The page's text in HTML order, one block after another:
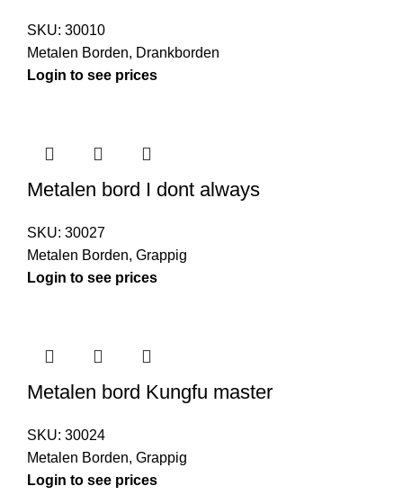
SKU: 30010
Metalen Borden, Drankborden
Login to see prices
Metalen bord I dont always
SKU: 30027
Metalen Borden, Grappig
Login to see prices
Metalen bord Kungfu master
SKU: 30024
Metalen Borden, Grappig
Login to see prices